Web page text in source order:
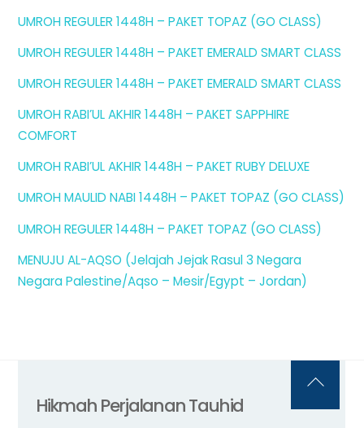
UMROH REGULER 1448H – PAKET TOPAZ (GO CLASS)
UMROH REGULER 1448H – PAKET EMERALD SMART CLASS
UMROH REGULER 1448H – PAKET EMERALD SMART CLASS
UMROH RABI’UL AKHIR 1448H – PAKET SAPPHIRE
COMFORT
UMROH RABI’UL AKHIR 1448H – PAKET RUBY DELUXE
UMROH MAULID NABI 1448H – PAKET TOPAZ (GO CLASS)
UMROH REGULER 1448H – PAKET TOPAZ (GO CLASS)
MENUJU AL-AQSO (Jelajah Jejak Rasul 3 Negara
Negara Palestine/Aqso – Mesir/Egypt – Jordan)
Hikmah Perjalanan Tauhid